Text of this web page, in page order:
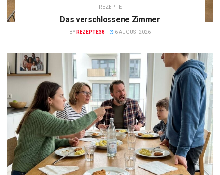
REZEPTE
Das verschlossene Zimmer
BY REZEPTE38 6 AUGUST 2026